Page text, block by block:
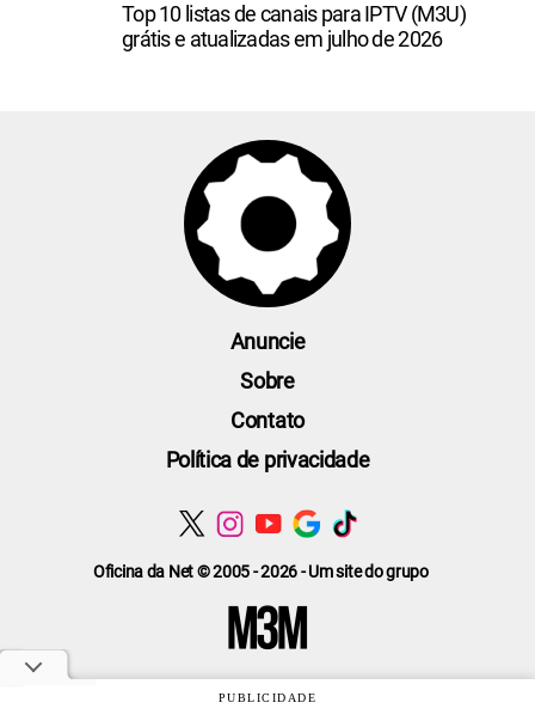
Top 10 listas de canais para IPTV (M3U)
grátis e atualizadas em julho de 2026
Oficina da Net © 2005 - 2026 - Um site do grupo
Anuncie
Sobre
Contato
Política de privacidade
PUBLICIDADE